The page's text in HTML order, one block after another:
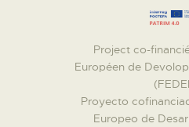
Project co-
Européen de
Proyecto
Europeo de